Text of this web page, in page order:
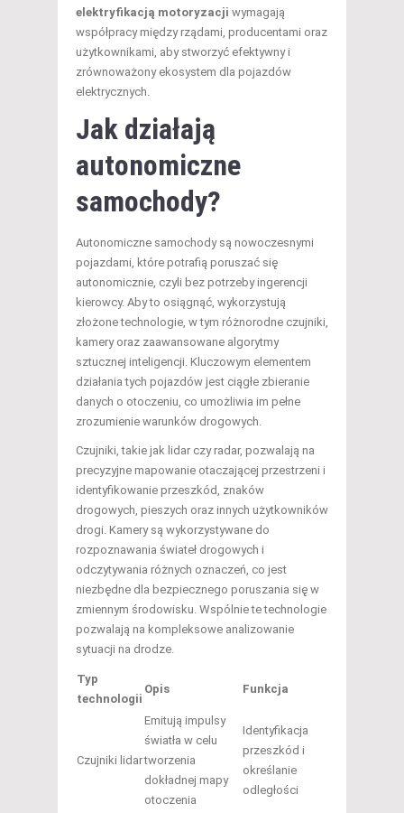
elektryfikacją motoryzacji wymagają
współpracy między rządami, producentami oraz
użytkownikami, aby stworzyć efektywny i
zrównoważony ekosystem dla pojazdów
elektrycznych.
Jak działają
autonomiczne
samochody?
Autonomiczne samochody są nowoczesnymi
pojazdami, które potrafią poruszać się
autonomicznie, czyli bez potrzeby ingerencji
kierowcy. Aby to osiągnąć, wykorzystują
złożone technologie, w tym różnorodne czujniki,
kamery oraz zaawansowane algorytmy
sztucznej inteligencji. Kluczowym elementem
działania tych pojazdów jest ciągłe zbieranie
danych o otoczeniu, co umożliwia im pełne
zrozumienie warunków drogowych.
Czujniki, takie jak lidar czy radar, pozwalają na
precyzyjne mapowanie otaczającej przestrzeni i
identyfikowanie przeszkód, znaków
drogowych, pieszych oraz innych użytkowników
drogi. Kamery są wykorzystywane do
rozpoznawania świateł drogowych i
odczytywania różnych oznaczeń, co jest
niezbędne dla bezpiecznego poruszania się w
zmiennym środowisku. Wspólnie te technologie
pozwalają na kompleksowe analizowanie
sytuacji na drodze.
Typ
technologii
Opis Funkcja
Czujniki lidar
Emitują impulsy
światła w celu
tworzenia
dokładnej mapy
otoczenia
Identyfikacja
przeszkód i
określanie
odległości